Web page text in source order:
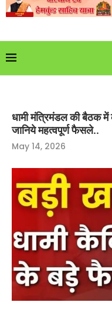
धामी मंत्रिमंडल की बैठक में
जानिये महत्वपूर्ण फैसले..
May 14, 2026